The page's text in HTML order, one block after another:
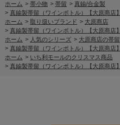
ホーム > 帯小物 > 帯留 > 真鍮/合金製
> 真鍮製帯留（ワインボトル）【大原商店】
ホーム > 取り扱いブランド > 大原商店
> 真鍮製帯留（ワインボトル）【大原商店】
ホーム > 人気のシリーズ > 大原商店の帯留
> 真鍮製帯留（ワインボトル）【大原商店】
ホーム > いち利モールのクリスマス商品
> 真鍮製帯留（ワインボトル）【大原商店】